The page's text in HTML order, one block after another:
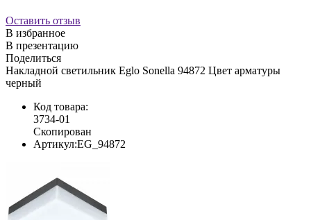
Оставить отзыв
В избранное
В презентацию
Поделиться
Накладной светильник Eglo Sonella 94872 Цвет арматуры
черный
Код товара:
3734-01
Скопирован
Артикул:EG_94872